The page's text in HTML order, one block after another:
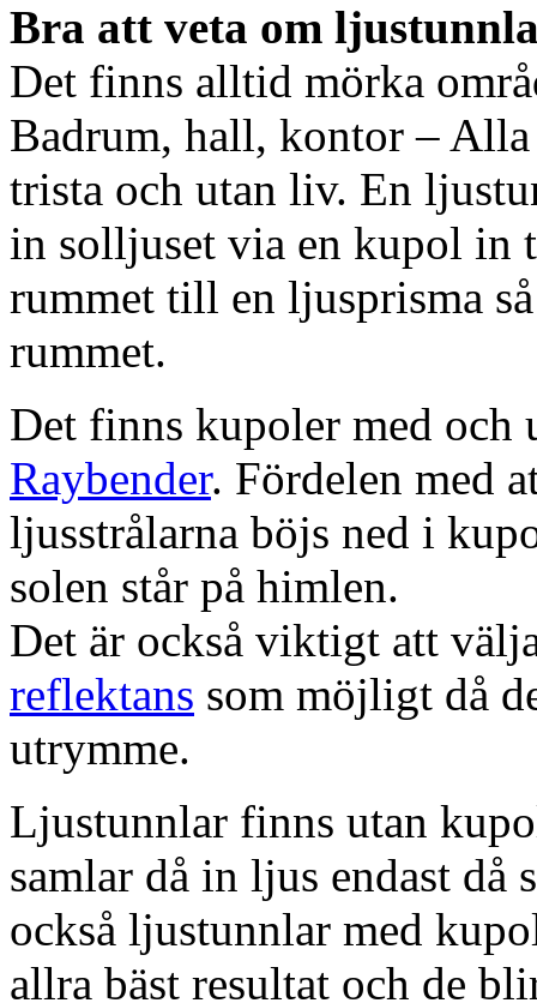
Bra att veta om
Det finns alltid mörka
Badrum, hall, kontor – Alla
trista och utan liv. En
in solljuset via en kupol in
rummet till en ljusprisma
rummet.
Det finns kupoler med och
Raybender. Fördelen med
ljusstrålarna böjs ned i
solen står på himlen.
Det är också viktigt att
reflektans som möjligt då
utrymme.
Ljustunnlar finns utan
samlar då in ljus endast då
också ljustunnlar med
allra bäst resultat och de